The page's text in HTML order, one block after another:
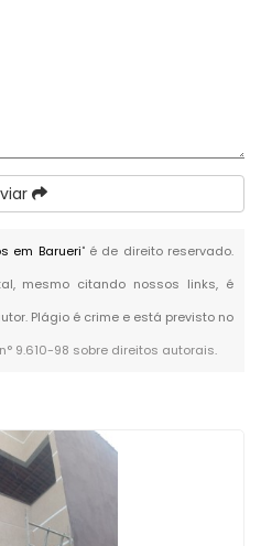
em Barueri" é de direito reservado.
mesmo citando nossos links, é
Plágio é crime e está previsto no
9.610-98 sobre direitos autorais.